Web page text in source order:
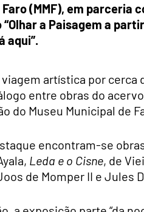
Faro (MMF), em parceria
a Paisagem a
aqui”.
artística por cerca
entre obras do
do Museu Municipal de
encontram-se
Leda e o Cisne, de
de Momper II e Jules